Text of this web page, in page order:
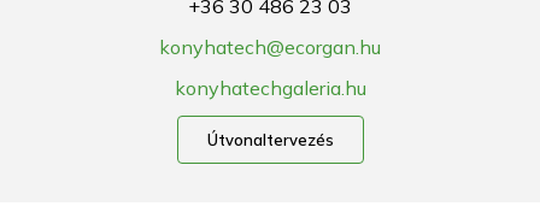
+36 30 486 23 03
konyhatech@ecorgan.hu
konyhatechgaleria.hu
Útvonaltervezés